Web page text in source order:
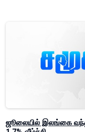
ஜூலையில் இலங்கை